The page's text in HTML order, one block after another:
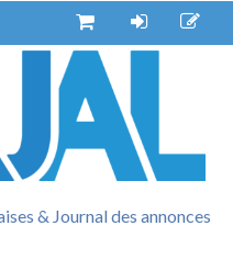
& Journal des annonces